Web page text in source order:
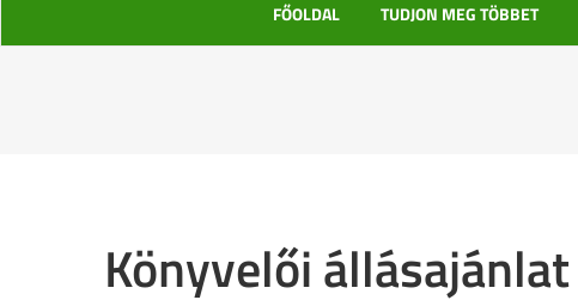
FŐOLDAL TUDJON MEG TÖBBET
Könyvelői állásajánlat